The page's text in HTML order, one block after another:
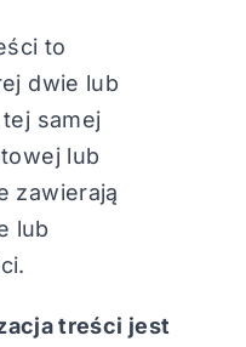
to
dwie lub
samej
lub
zawierają
lub
treści jest